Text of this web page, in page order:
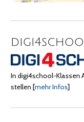
In digi4school-Klassen
stellen [mehr Infos]